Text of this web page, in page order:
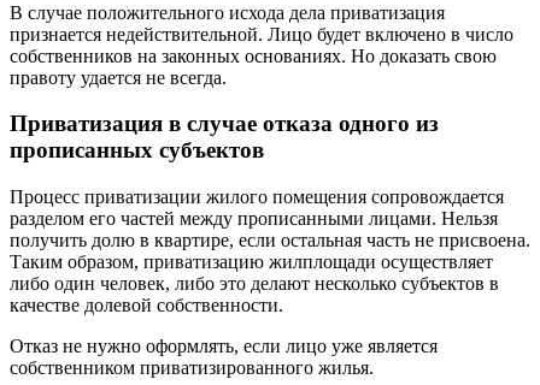
В случае положительного исхода дела приватизация
признается недействительной. Лицо будет включено в число
собственников на законных основаниях. Но доказать свою
правоту удается не всегда.
Приватизация в случае отказа одного из
прописанных субъектов
Процесс приватизации жилого помещения сопровождается
разделом его частей между прописанными лицами. Нельзя
получить долю в квартире, если остальная часть не присвоена.
Таким образом, приватизацию жилплощади осуществляет
либо один человек, либо это делают несколько субъектов в
качестве долевой собственности.
Отказ не нужно оформлять, если лицо уже является
собственником приватизированного жилья.